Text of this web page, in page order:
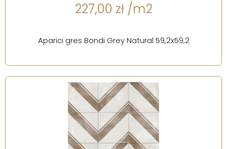
227,00 zł /m2
Aparici gres Bondi Grey Natural 59,2x59,2